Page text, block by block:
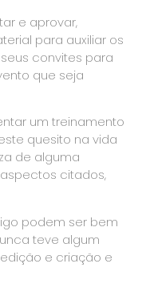
e aprovar,
para auxiliar os
convites para
que seja
um treinamento
quesito na vida
de alguma
citados,
podem ser bem
teve algum
e criação e